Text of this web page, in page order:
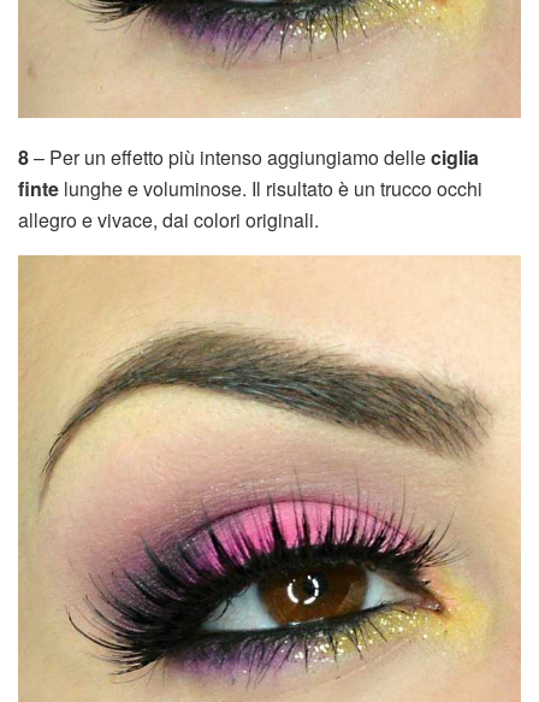
8– Per un effetto più intenso aggiungiamo delleciglia
finte lunghe e voluminose. Il risultato è un trucco occhi
allegro e vivace, dai colori originali.